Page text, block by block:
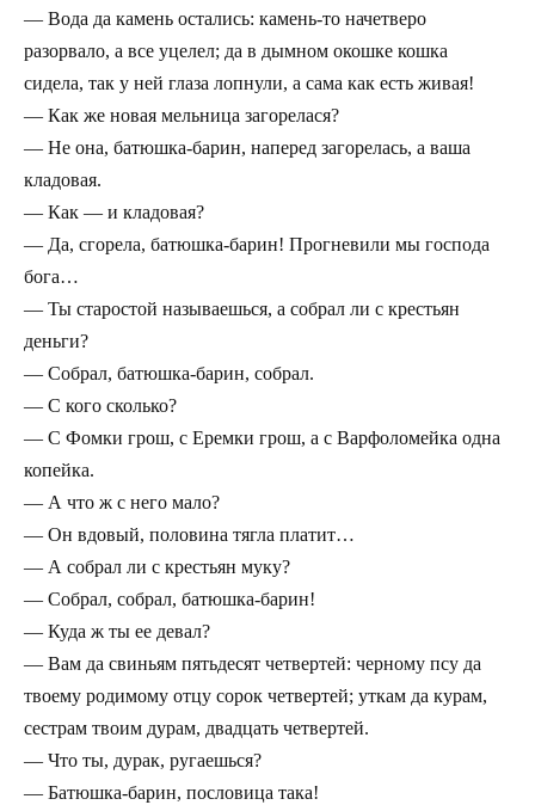
— Вода да камень остались: камень-то начетверо
разорвало, а все уцелел; да в дымном окошке кошка
сидела, так у ней глаза лопнули, а сама как есть живая!
— Как же новая мельница загорелася?
— Не она, батюшка-барин, наперед загорелась, а ваша
кладовая.
— Как — и кладовая?
— Да, сгорела, батюшка-барин! Прогневили мы господа
бога…
— Ты старостой называешься, а собрал ли с крестьян
деньги?
— Собрал, батюшка-барин, собрал.
— С кого сколько?
— С Фомки грош, с Еремки грош, а с Варфоломейка одна
копейка.
— А что ж с него мало?
— Он вдовый, половина тягла платит…
— А собрал ли с крестьян муку?
— Собрал, собрал, батюшка-барин!
— Куда ж ты ее девал?
— Вам да свиньям пятьдесят четвертей: черному псу да
твоему родимому отцу сорок четвертей; уткам да курам,
сестрам твоим дурам, двадцать четвертей.
— Что ты, дурак, ругаешься?
— Батюшка-барин, пословица така!